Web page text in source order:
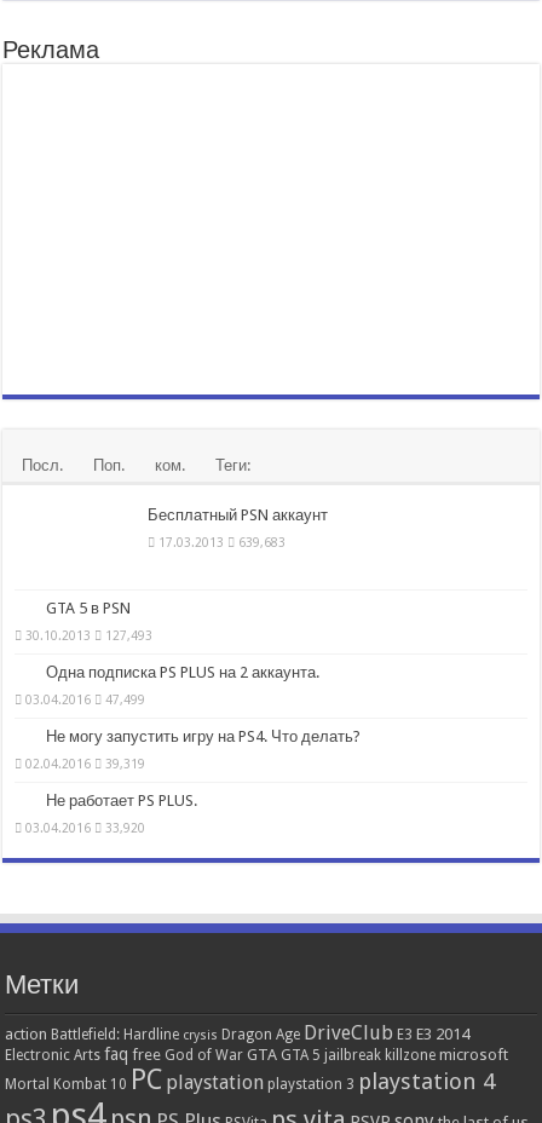
Реклама
Посл. Поп. ком. Теги:
Бесплатный PSN аккаунт
17.03.2013 639,683
GTA 5 в PSN
30.10.2013 127,493
Одна подписка PS PLUS на 2 аккаунта.
03.04.2016 47,499
Не могу запустить игру на PS4. Что делать?
02.04.2016 39,319
Не работает PS PLUS.
03.04.2016 33,920
Метки
action Battlefield: Hardline crysis Dragon Age DriveClub E3 E3 2014
Electronic Arts faq free God of War GTA GTA 5 jailbreak killzone microsoft
Mortal Kombat 10 PC playstation playstation 3 playstation 4